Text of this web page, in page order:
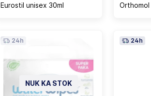
Eurostil unisex 30ml
Orthomol
24h
NUK KA STOK
24h